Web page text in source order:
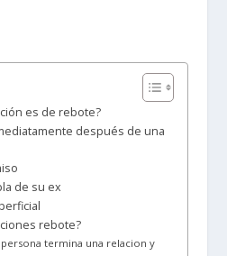
es de rebote?
después de una
de su ex
rebote?
persona termina una relacion y